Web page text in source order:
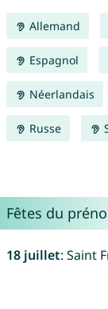
Allemand
Espagnol
Néerlandais
Russe
Fêtes du
18 juillet: Saint